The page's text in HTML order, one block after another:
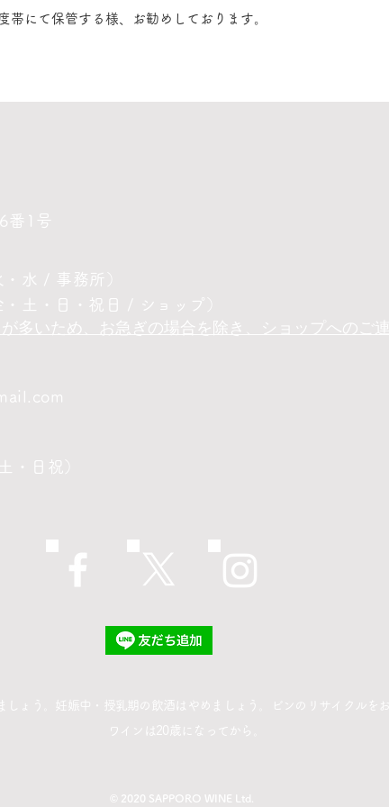
にて保管する様、お勧めしております。
番1号
水 / 事務所）
土・日・祝日 / ショップ）
多いため、お急ぎの場合を除き、ショップへのご
・日祝）
しょう。妊娠中・授乳期の飲酒はやめましょう。ビンのリサイクルを
ワインは20歳になってから。
© 2020 SAPPORO WINE Ltd.